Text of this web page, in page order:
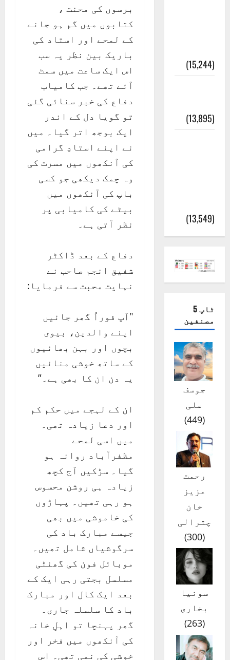
برسوں کی محنت ،
کتابوں میں گم ہو جانے
کے لمحے اور استاد کی
باریک بین نظر یہ سب
اس ایک ساعت میں سمٹ
آئے تھے۔ جب کامیاب
دفاع کی خبر سنائی گئی
تو گویا دل کے اندر
ایک بوجھ اتر گیا۔ میں
نے اپنے استادِ گرامی
کی آنکھوں میں مسرت کی
وہ چمک دیکھی جو کسی
باپ کی آنکھوں میں
بیٹے کی کامیابی پر
نظر آتی ہے۔
دفاع کے بعد ڈاکٹر
شفیق انجم صاحب نے
نہایت محبت سے فرمایا:
"آپ فوراً گھر جائیں
اپنے والدین، بیوی
بچوں اور بہن بھائیوں
کے ساتھ خوشی منائیں
یہ دن ان کا بھی ہے۔”
ان کے لہجے میں حکم کم
اور دعا زیادہ تھی۔
میں اسی لمحے
مظفرآباد روانہ ہو
گیا۔ سڑکیں آج کچھ
زیادہ ہی روشن محسوس
ہو رہی تھیں۔ پہاڑوں
کی خاموشی میں بھی
جیسے مبارک باد کی
سرگوشیاں شامل تھیں۔
موبائل فون کی گھنٹی
مسلسل بجتی رہی ایک کے
بعد ایک کال اور مبارک
باد کا سلسلہ جاری۔
گھر پہنچا تو اہلِ خانہ
کی آنکھوں میں فخر اور
خوشی کی نمی تھی۔ اس
(15,244)
(13,895)
(13,549)
ٹاپ 5
مصنفین
جوسف
علی
(
449
)
رحمت
عزیز
خان
چترالی
(
300
)
سونیا
بخاری
(
263
)